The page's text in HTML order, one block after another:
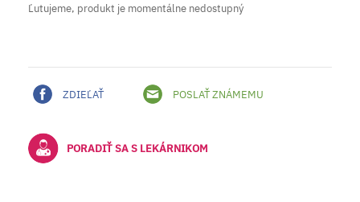
Ľutujeme, produkt je momentálne nedostupný
ZDIEĽAŤ POSLAŤ ZNÁMEMU
PORADIŤ SA S LEKÁRNIKOM